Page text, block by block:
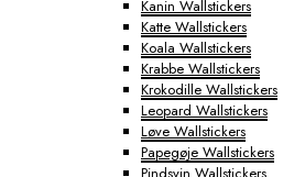
Kanin Wallstickers
Katte Wallstickers
Koala Wallstickers
Krabbe Wallstickers
Krokodille Wallstickers
Leopard Wallstickers
Løve Wallstickers
Papegøje Wallstickers